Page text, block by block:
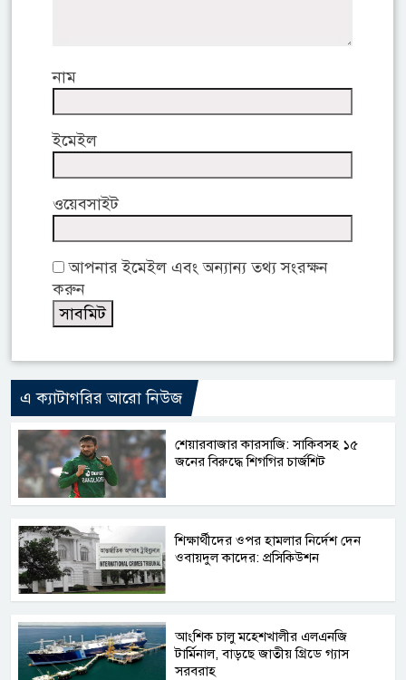
নাম
ইমেইল
ওয়েবসাইট
আপনার ইমেইল এবং অন্যান্য তথ্য সংরক্ষন
করুন
এ ক্যাটাগরির আরো নিউজ
শেয়ারবাজার কারসাজি: সাকিবসহ ১৫
জনের বিরুদ্ধে শিগগির চার্জশিট
শিক্ষার্থীদের ওপর হামলার নির্দেশ দেন
ওবায়দুল কাদের: প্রসিকিউশন
আংশিক চালু মহেশখালীর এলএনজি
টার্মিনাল, বাড়ছে জাতীয় গ্রিডে গ্যাস
সরবরাহ